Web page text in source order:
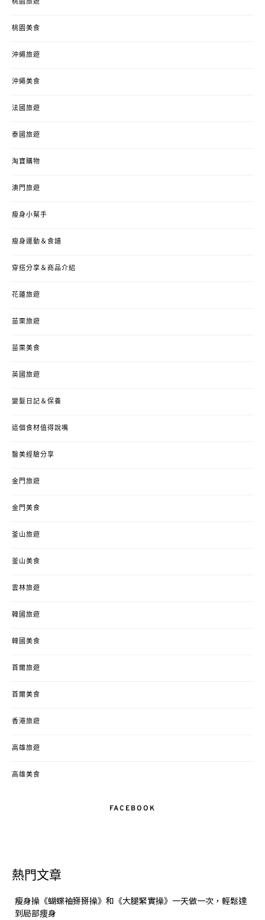
桃園旅遊
桃園美食
沖繩旅遊
沖繩美食
法國旅遊
泰國旅遊
淘寶購物
澳門旅遊
瘦身小幫手
瘦身運動＆食譜
穿搭分享＆商品介紹
花蓮旅遊
苗栗旅遊
苗栗美食
英國旅遊
變髮日記＆保養
這個食材值得說嘴
醫美經驗分享
金門旅遊
金門美食
釜山旅遊
釜山美食
雲林旅遊
韓國旅遊
韓國美食
首爾旅遊
首爾美食
香港旅遊
高雄旅遊
高雄美食
FACEBOOK
熱門文章
瘦身操《蝴蝶袖掰掰操》和《大腿緊實操》一天做一次，輕鬆達
到局部痩身